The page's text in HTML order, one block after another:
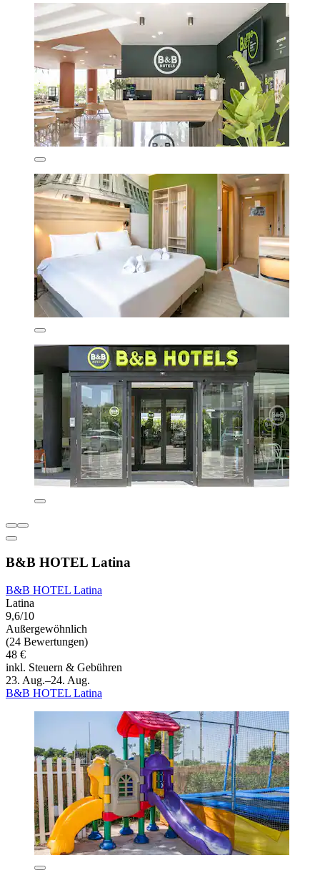
B&B HOTEL Latina
B&B HOTEL Latina
Latina
9,6/10
Außergewöhnlich
(24 Bewertungen)
48 €
inkl. Steuern & Gebühren
23. Aug.–24. Aug.
B&B HOTEL Latina